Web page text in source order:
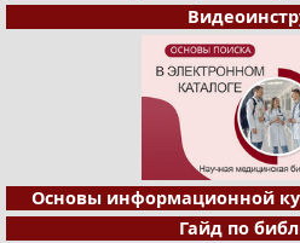
Основы информационной
Гайд по